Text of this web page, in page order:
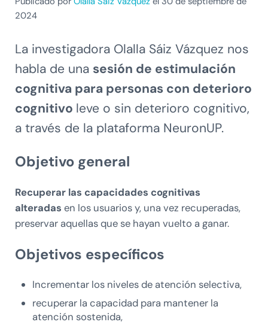
2024
La investigadora Olalla Sáiz Vázquez nos
habla de una sesión de estimulación
cognitiva para personas con deterioro
cognitivo leve o sin deterioro cognitivo,
a través de la plataforma NeuronUP.
Objetivo general
Recuperar las capacidades cognitivas
alteradas en los usuarios y, una vez recuperadas,
preservar aquellas que se hayan vuelto a ganar.
Objetivos específicos
Incrementar los niveles de atención selectiva,
recuperar la capacidad para mantener la
atención sostenida,